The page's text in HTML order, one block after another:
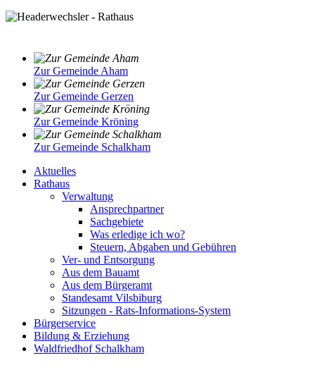
Zur Gemeinde Aham
Zur Gemeinde Gerzen
Zur Gemeinde Kröning
Zur Gemeinde Schalkham
Aktuelles
Rathaus
Verwaltung
Ansprechpartner
Sachgebiete
Was erledige ich wo?
Steuern, Abgaben und Gebühren
Ver- und Entsorgung
Aus dem Bauamt
Aus dem Bürgeramt
Standesamt Vilsbiburg
Sitzungen - Rats-Informations-System
Bürgerservice
Bildung & Erziehung
Waldfriedhof Schalkham